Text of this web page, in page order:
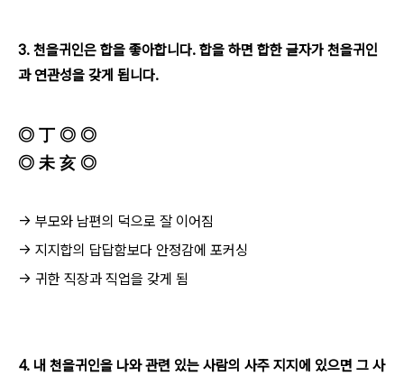
3. 천을귀인은 합을 좋아합니다. 합을 하면 합한 글자가 천을귀인
과 연관성을 갖게 됩니다.
◎ 丁 ◎ ◎
◎ 未 亥 ◎
→ 부모와 남편의 덕으로 잘 이어짐
→ 지지합의 답답함보다 안정감에 포커싱
→ 귀한 직장과 직업을 갖게 됨
4. 내 천을귀인을 나와 관련 있는 사람의 사주 지지에 있으면 그 사